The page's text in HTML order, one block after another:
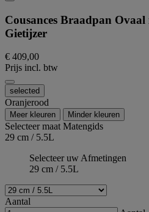
Cousances Braadpan Ovaal
Gietijzer
€ 409,00
Prijs incl. btw
selected
Oranjerood
Meer kleuren Minder kleuren
Selecteer maatMatengids
29 cm / 5.5L
Selecteer uw Afmetingen
29 cm / 5.5L
Aantal